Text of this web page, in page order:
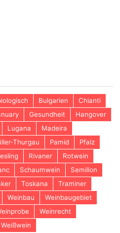
Bulgarien
Chianti
Gesundheit
Hangover
Lugana
Madeira
Thurgau Pamid
Pfalz
Rivaner
Rotwein
Schaumwein
Semillon
Toskana
Traminer
Weinbau
Weinbaugebiet
Weinrecht
Weißwein